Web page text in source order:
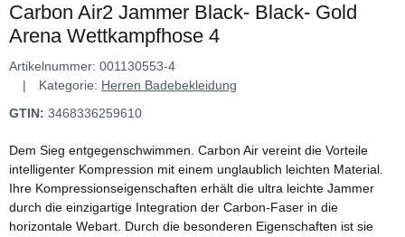
Carbon Air2 Jammer Black- Black- Gold
Arena Wettkampfhose 4
Artikelnummer: 001130553-4
Kategorie: Herren Badebekleidung
GTIN: 3468336259610
Dem Sieg entgegenschwimmen. Carbon Air vereint die Vorteile
intelligenter Kompression mit einem unglaublich leichten Material.
Ihre Kompressionseigenschaften erhält die ultra leichte Jammer
durch die einzigartige Integration der Carbon-Faser in die
horizontale Webart. Durch die besonderen Eigenschaften ist sie